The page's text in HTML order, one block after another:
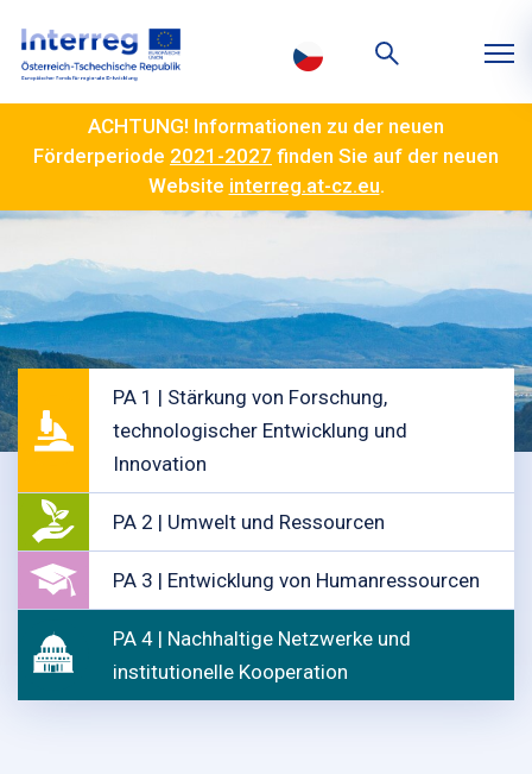
ACHTUNG! Informationen zu der neuen
Förderperiode 2021-2027 finden Sie auf der neuen
Website interreg.at-cz.eu.
PA 1 | Stärkung von Forschung,
technologischer Entwicklung und
Innovation
PA 2 | Umwelt und Ressourcen
PA 3 | Entwicklung von Humanressourcen
PA 4 | Nachhaltige Netzwerke und
institutionelle Kooperation